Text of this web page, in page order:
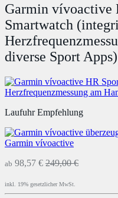
Garmin vívoactive
Smartwatch
diverse Sport
Laufuhr Empfehlung
Garmin vívoactive
ab 98,57 € 249,00 €
inkl. 19% gesetzlicher MwSt.